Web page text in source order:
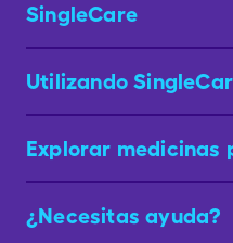
SingleCare
Utilizando
Explorar medicinas
¿Necesitas ayuda?